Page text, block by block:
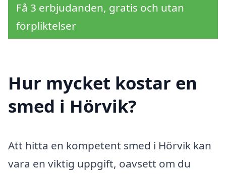
Få 3 erbjudanden, gratis och utan
förpliktelser
Hur mycket kostar en
smed i Hörvik?
Att hitta en kompetent smed i Hörvik kan
vara en viktig uppgift, oavsett om du